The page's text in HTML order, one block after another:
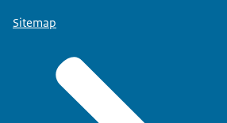
Sitemap